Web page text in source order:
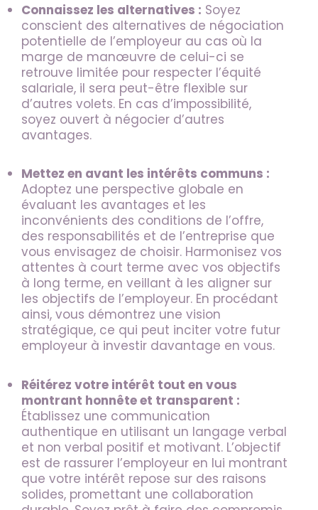
Connaissez les alternatives : Soyez
conscient des alternatives de négociation
potentielle de l’employeur au cas où la
marge de manœuvre de celui-ci se
retrouve limitée pour respecter l’équité
salariale, il sera peut-être flexible sur
d’autres volets. En cas d’impossibilité,
soyez ouvert à négocier d’autres
avantages.
Mettez en avant les intérêts communs :
Adoptez une perspective globale en
évaluant les avantages et les
inconvénients des conditions de l’offre,
des responsabilités et de l’entreprise que
vous envisagez de choisir. Harmonisez vos
attentes à court terme avec vos objectifs
à long terme, en veillant à les aligner sur
les objectifs de l’employeur. En procédant
ainsi, vous démontrez une vision
stratégique, ce qui peut inciter votre futur
employeur à investir davantage en vous.
Réitérez votre intérêt tout en vous
montrant honnête et transparent :
Établissez une communication
authentique en utilisant un langage verbal
et non verbal positif et motivant. L’objectif
est de rassurer l’employeur en lui montrant
que votre intérêt repose sur des raisons
solides, promettant une collaboration